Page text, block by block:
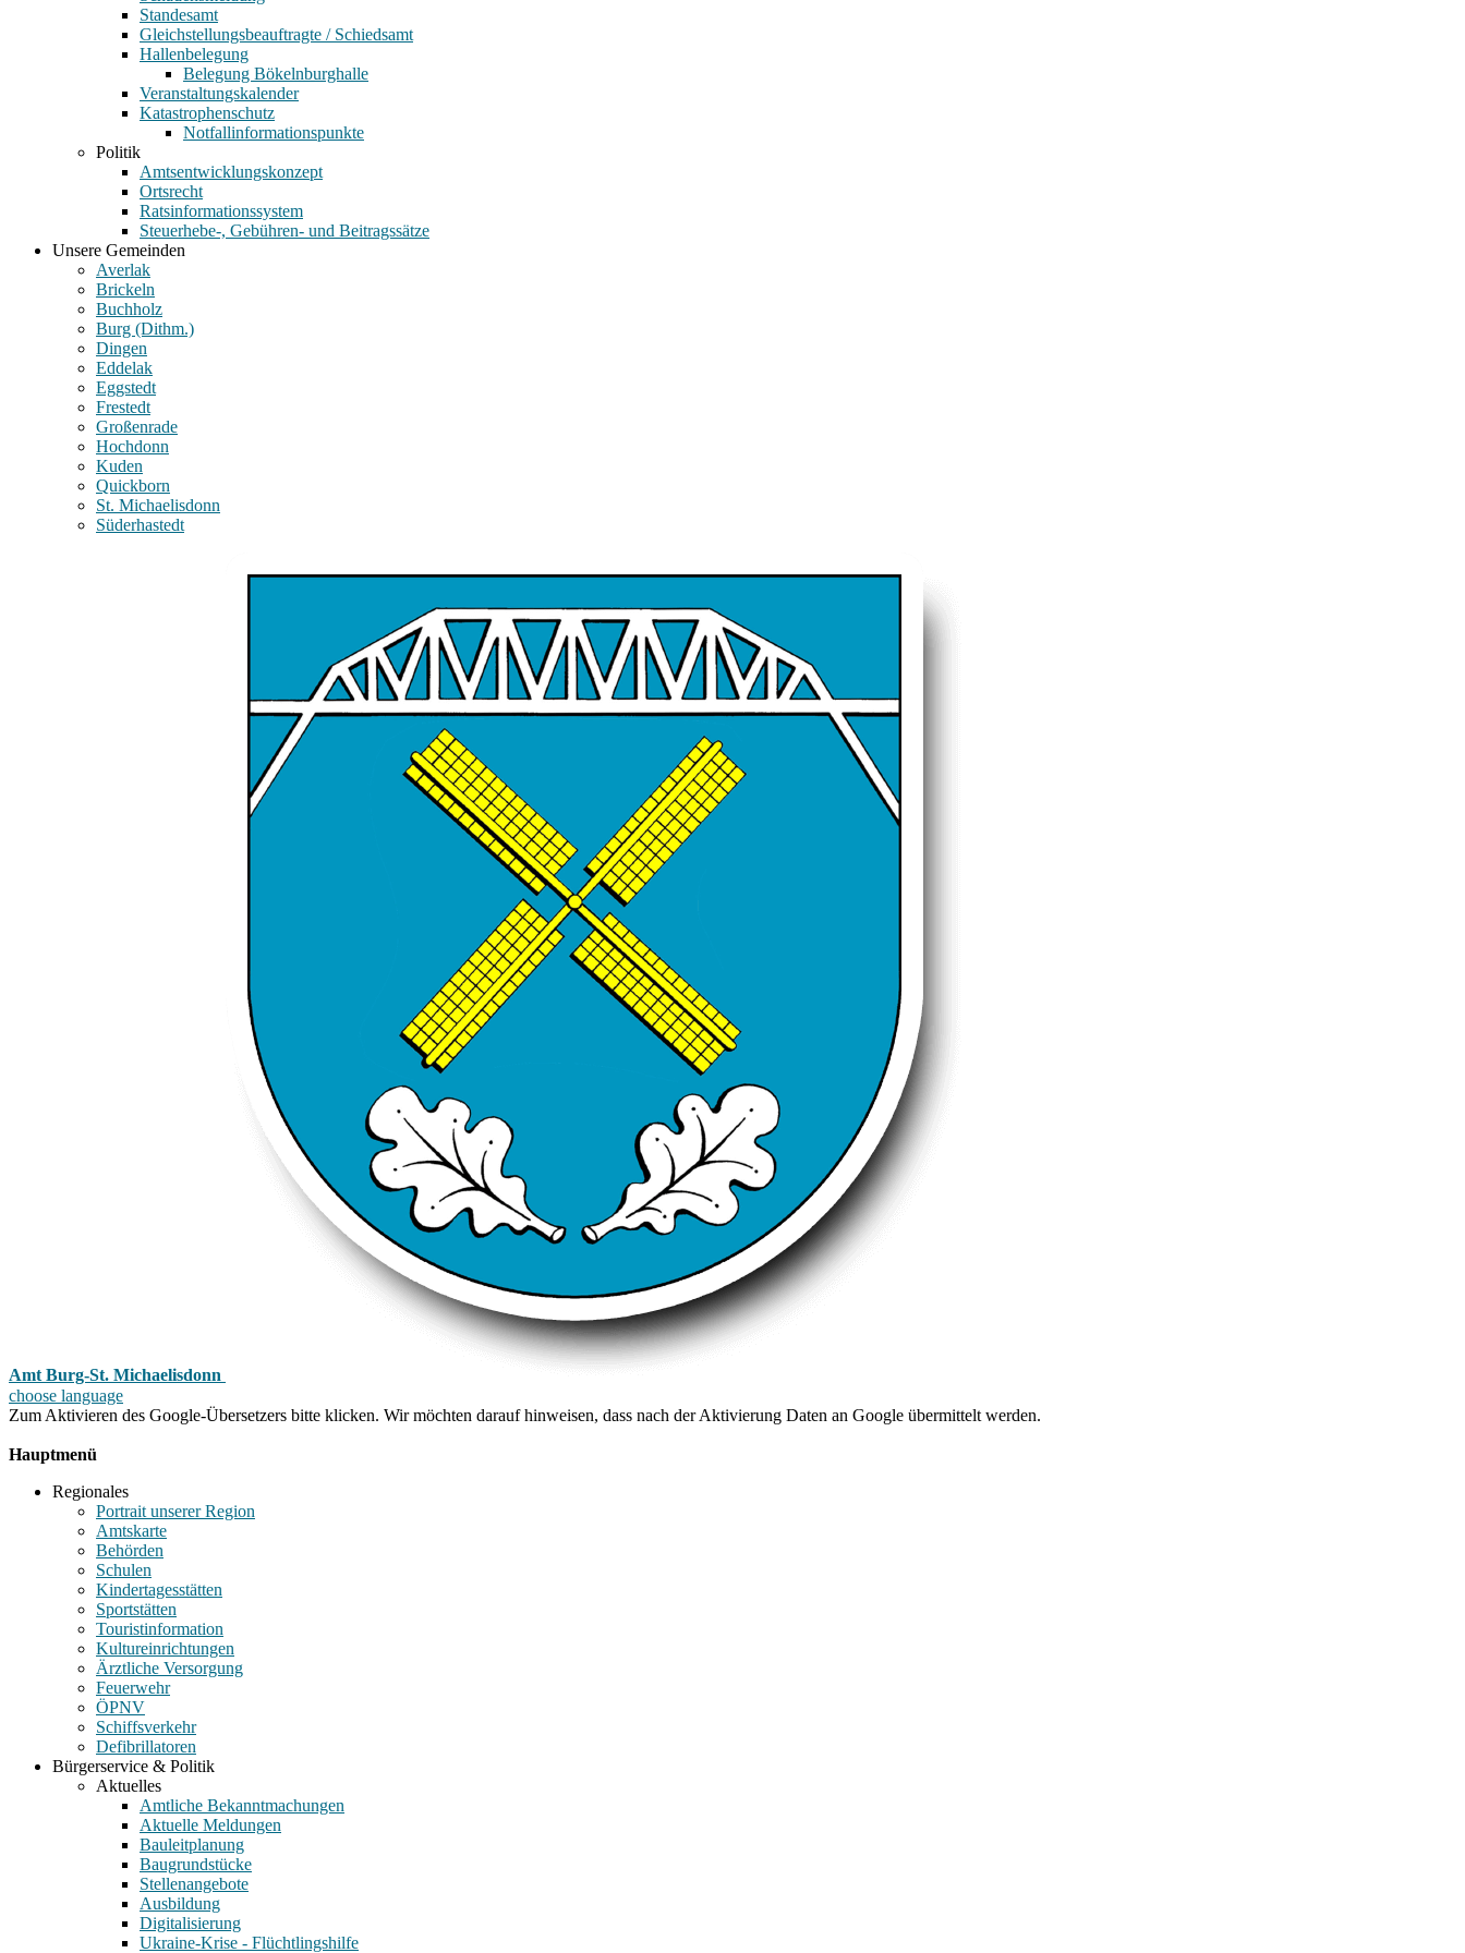
Standesamt
Gleichstellungsbeauftragte / Schiedsamt
Hallenbelegung
Belegung Bökelnburghalle
Veranstaltungskalender
Katastrophenschutz
Notfallinformationspunkte
Politik
Amtsentwicklungskonzept
Ortsrecht
Ratsinformationssystem
Steuerhebe-, Gebühren- und Beitragssätze
Unsere Gemeinden
Averlak
Brickeln
Buchholz
Burg (Dithm.)
Dingen
Eddelak
Eggstedt
Frestedt
Großenrade
Hochdonn
Kuden
Quickborn
St. Michaelisdonn
Süderhastedt
Amt Burg-St. Michaelisdonn
choose language
Zum Aktivieren des Google-Übersetzers bitte klicken. Wir möchten darauf hinweisen, dass nach der Aktivierung Daten an Google übermittelt werden.
Hauptmenü
Regionales
Portrait unserer Region
Amtskarte
Behörden
Schulen
Kindertagesstätten
Sportstätten
Touristinformation
Kultureinrichtungen
Ärztliche Versorgung
Feuerwehr
ÖPNV
Schiffsverkehr
Defibrillatoren
Bürgerservice & Politik
Aktuelles
Amtliche Bekanntmachungen
Aktuelle Meldungen
Bauleitplanung
Baugrundstücke
Stellenangebote
Ausbildung
Digitalisierung
Ukraine-Krise - Flüchtlingshilfe